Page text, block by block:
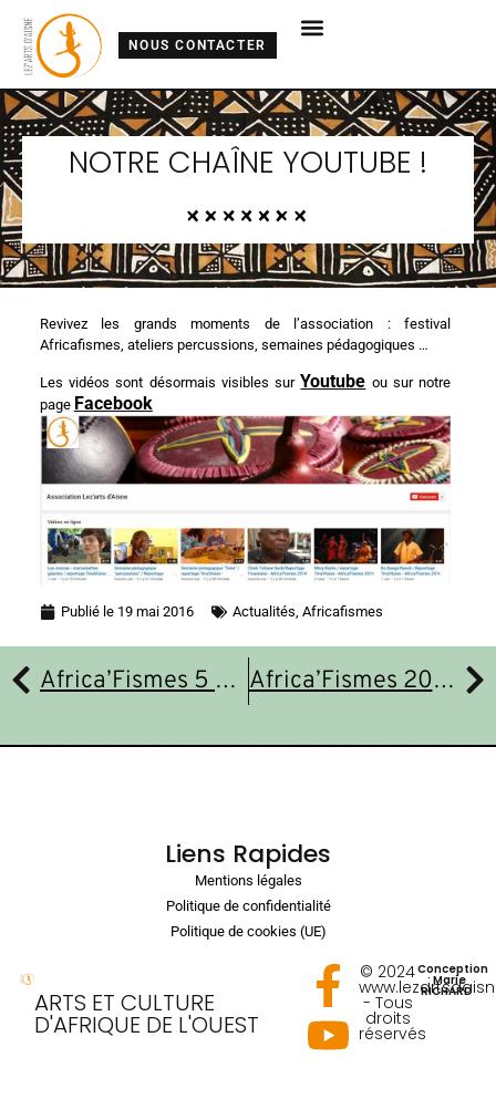
NOUS CONTACTER
NOTRE CHAÎNE YOUTUBE !
Revivez les grands moments de l’association : festival
Africafismes, ateliers percussions, semaines pédagogiques …
Les vidéos sont désormais visibles sur Youtube ou sur notre
page Facebook
Publié le 19 mai 2016 Actualités, Africafismes
Africa’Fismes 5 ème édition – nouveau visuel Africa’Fismes 2016 ; programmation dévoilée !
ARTS ET CULTURE
D'AFRIQUE DE L'OUEST
© 2024
- Tous
droits
réservés
Conception
: Marie
RICHARD
Liens Rapides
Mentions légales
Politique de confidentialité
Politique de cookies (UE)